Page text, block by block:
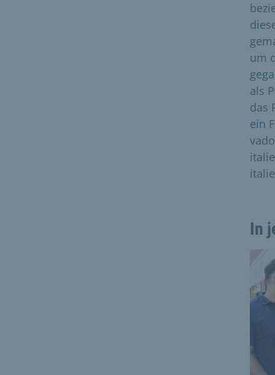
um
als
das
ein
In